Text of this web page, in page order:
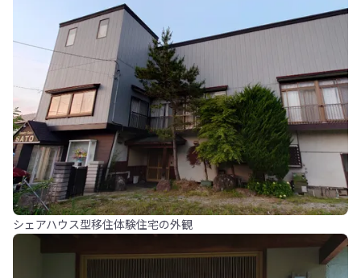
シェアハウス型移住体験住宅の外観